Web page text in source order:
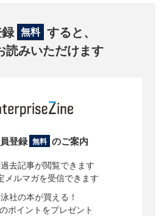
無料 すると、
読みいただけます
登録 無料 のご案内
過去記事が閲覧できます
メルマガを受信できます
泳社の本が買える！
ポイントをプレゼント